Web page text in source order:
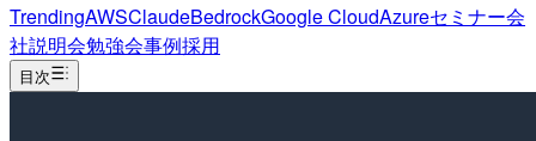
TrendingAWSClaudeBedrockGoogle CloudAzureセミナー会
社説明会勉強会事例採用
目次